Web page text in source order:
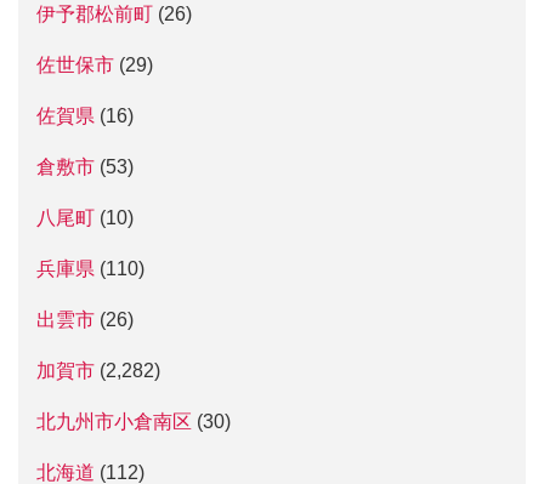
伊予郡松前町 (26)
佐世保市 (29)
佐賀県 (16)
倉敷市 (53)
八尾町 (10)
兵庫県 (110)
出雲市 (26)
加賀市 (2,282)
北九州市小倉南区 (30)
北海道 (112)